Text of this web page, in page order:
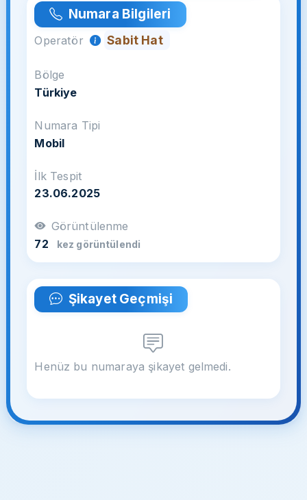
Numara Bilgileri
Operatör Sabit Hat
Bölge
Türkiye
Numara Tipi
Mobil
İlk Tespit
23.06.2025
Görüntülenme
72
kez görüntülendi
Şikayet Geçmişi
Henüz bu numaraya şikayet gelmedi.